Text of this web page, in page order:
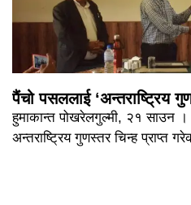
पैंचो पसललाई ‘अन्तराष्ट्रिय
हुमाकान्त पोखरेलगुल्मी, २१ साउन ।
अन्तराष्ट्रिय गुणस्तर चिन्ह प्राप्त